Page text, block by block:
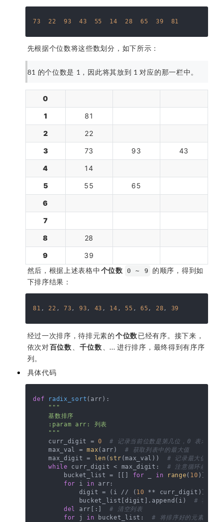
73 22 93 43 55 14 28 65 39 81
先根据个位数将这些数划分，如下所示：
81 的个位数是 1，因此将其放到 1 对应的那一栏中。
0
1 81
2 22
3 73 93 43
4 14
5 55 65
6
7
8 28
9
39
然后，根据上述表格中 个位数 0 ~ 9
的顺序，得到如
下排序结果：
81 , 22 , 73, 93, 43 , 14 , 55 , 65, 28, 39
经过一次排序，待排元素的个位数已经有序。接下来，
依次对百位数 千位数 、... 进行排序，最终得到有序序
列。
具体代码
def radix_sort ( arr ):
"""
    基数排序
    :param arr: 列表
    """
    curr_digit =
0
# 记录当前位数是第几位，0 表示个位
    max_val =
max(arr) # 获取列表中的最大值
    max_digit =
len ( str (max_val)) # 记录最大值的位
while curr_digit < max_digit: # 注意循环条件
        bucket_list = [[]
for in range( 10 )]
for i in arr:
            digit = (i // (
10 ** curr_digit)) %
            bucket_list[digit].append(i)
# 将当前
del
arr[:] # 清空列表
for j in bucket_list: # 将排序好的元素写入